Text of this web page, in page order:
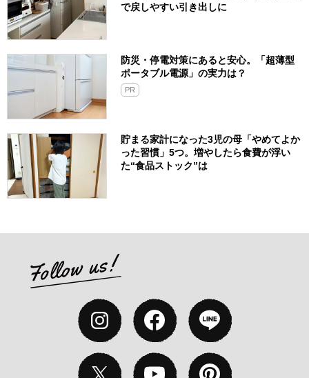
で戻しやすい引き出しに
防災・停電対策にあると安心。「超薄型
ポータブル電源」の実力は？​
PR
貯まる家計になった3児の母「やめてよか
った習慣」5つ。増やしたら食費が浮い
た“食品ストック”は